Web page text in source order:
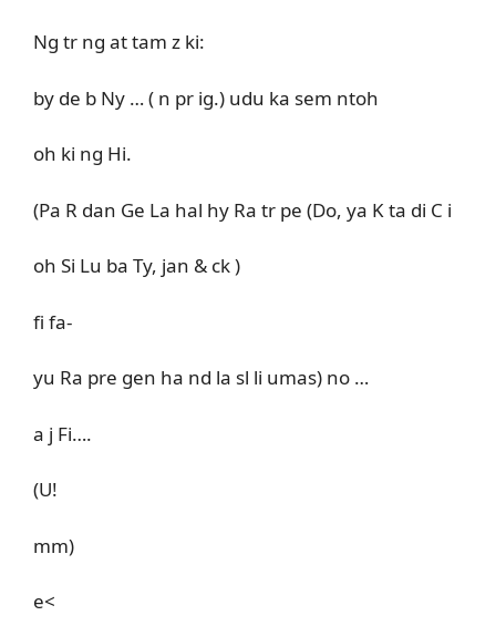
Ng tr ng at tam z ki:
by de b Ny … ( n pr ig.) udu ka sem ntoh
oh ki ng Hi.
(Pa R dan Ge La hal hy Ra tr pe (Do, ya K ta di C i
oh Si Lu ba Ty, jan & ck )
fi fa-
yu Ra pre gen ha nd la sl li umas) no …
a j Fi….
(U!
mm)
e<